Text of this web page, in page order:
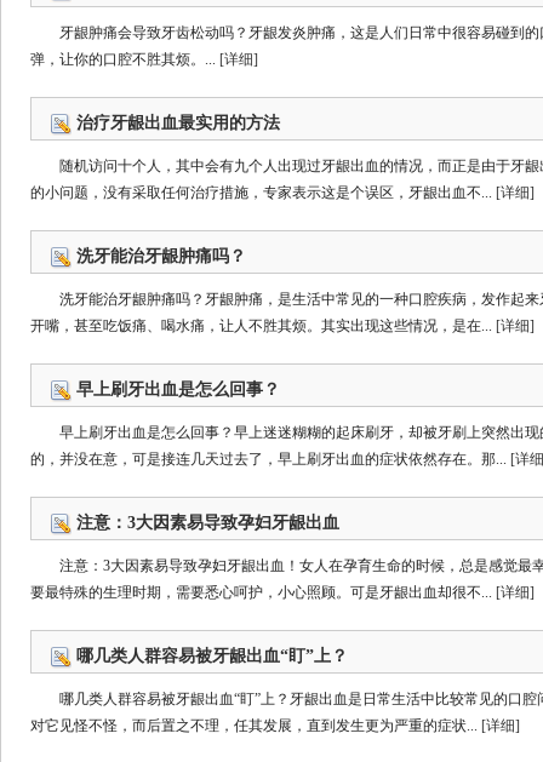
牙龈肿痛会导致牙齿松动吗？牙龈发炎肿痛，这是人们日常中很容易碰到
弹，让你的口腔不胜其烦。... [详细]
治疗牙龈出血最实用的方法
随机访问十个人，其中会有九个人出现过牙龈出血的情况，而正是由于牙
的小问题，没有采取任何治疗措施，专家表示这是个误区，牙龈出血不... [详细]
洗牙能治牙龈肿痛吗？
洗牙能治牙龈肿痛吗？牙龈肿痛，是生活中常见的一种口腔疾病，发作起
开嘴，甚至吃饭痛、喝水痛，让人不胜其烦。其实出现这些情况，是在... [详细]
早上刷牙出血是怎么回事？
早上刷牙出血是怎么回事？早上迷迷糊糊的起床刷牙，却被牙刷上突然出
的，并没在意，可是接连几天过去了，早上刷牙出血的症状依然存在。那... [详
注意：3大因素易导致孕妇牙龈出血
注意：3大因素易导致孕妇牙龈出血！女人在孕育生命的时候，总是感觉最
要最特殊的生理时期，需要悉心呵护，小心照顾。可是牙龈出血却很不... [详细]
哪几类人群容易被牙龈出血“盯”上？
哪几类人群容易被牙龈出血“盯”上？牙龈出血是日常生活中比较常见的口
对它见怪不怪，而后置之不理，任其发展，直到发生更为严重的症状... [详细]